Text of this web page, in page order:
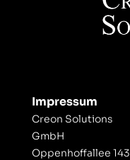
Impressum
Creon Solutions
GmbH
Oppenhoffallee 143